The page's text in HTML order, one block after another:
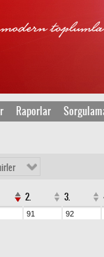
Raporlar
2. 3.
91
92